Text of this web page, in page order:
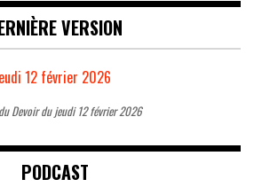
VERSION
Devoir du jeudi 12 février 2026
PODCAST